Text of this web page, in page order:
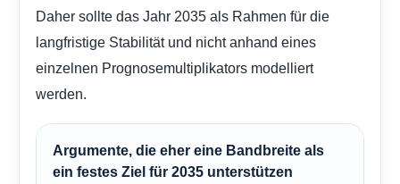
Daher sollte das Jahr 2035 als Rahmen für die
langfristige Stabilität und nicht anhand eines
einzelnen Prognosemultiplikators modelliert
werden.
Argumente, die eher eine Bandbreite als
ein festes Ziel für 2035 unterstützen